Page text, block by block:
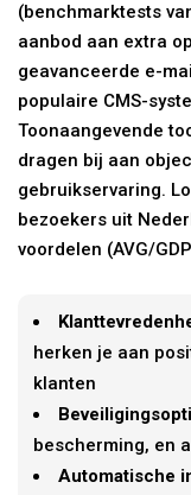
(benchmarktests
aanbod aan extra
geavanceerde e-
populaire CMS-
Toonaangevende
dragen bij aan
gebruikservaring.
bezoekers uit
voordelen (AVG/
herken je aan
klanten
bescherming, en
Automatische